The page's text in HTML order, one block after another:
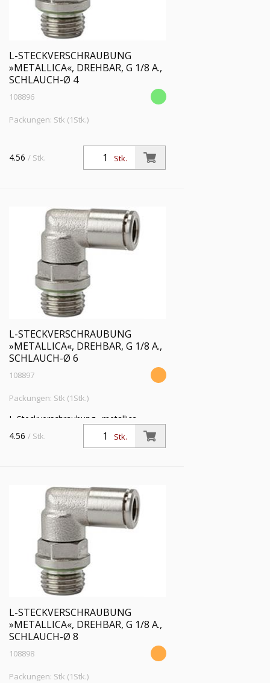
L-STECKVERSCHRAUBUNG
»METALLICA«, DREHBAR, G 1/8 A.,
SCHLAUCH-Ø 4
108896
Packungen: Stk (1Stk.)
Stk.
4.56 / Stk.
L-STECKVERSCHRAUBUNG
»METALLICA«, DREHBAR, G 1/8 A.,
SCHLAUCH-Ø 6
108897
Packungen: Stk (1Stk.)
L-Steckverschraubung »metallica«,
drehbar, G 1/8 a., für Schlauch-Außen-Ø
6 mm, Arbeitsdruck max. 16 bar,
Stk.
4.56 / Stk.
L-STECKVERSCHRAUBUNG
»METALLICA«, DREHBAR, G 1/8 A.,
SCHLAUCH-Ø 8
108898
Packungen: Stk (1Stk.)